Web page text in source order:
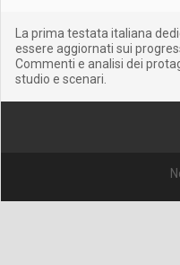
La prima testata italiana
essere aggiornati sui
Commenti e analisi dei
studio e scenari.